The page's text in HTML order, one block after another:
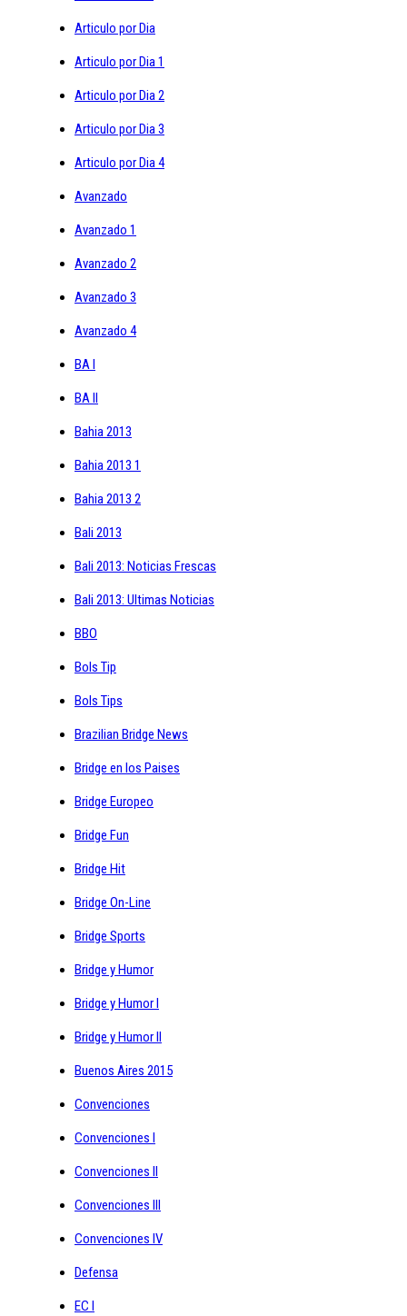
Articulo por Dia
Articulo por Dia 1
Articulo por Dia 2
Articulo por Dia 3
Articulo por Dia 4
Avanzado
Avanzado 1
Avanzado 2
Avanzado 3
Avanzado 4
BA I
BA II
Bahia 2013
Bahia 2013 1
Bahia 2013 2
Bali 2013
Bali 2013: Noticias Frescas
Bali 2013: Ultimas Noticias
BBO
Bols Tip
Bols Tips
Brazilian Bridge News
Bridge en los Paises
Bridge Europeo
Bridge Fun
Bridge Hit
Bridge On-Line
Bridge Sports
Bridge y Humor
Bridge y Humor I
Bridge y Humor II
Buenos Aires 2015
Convenciones
Convenciones I
Convenciones II
Convenciones III
Convenciones IV
Defensa
EC I